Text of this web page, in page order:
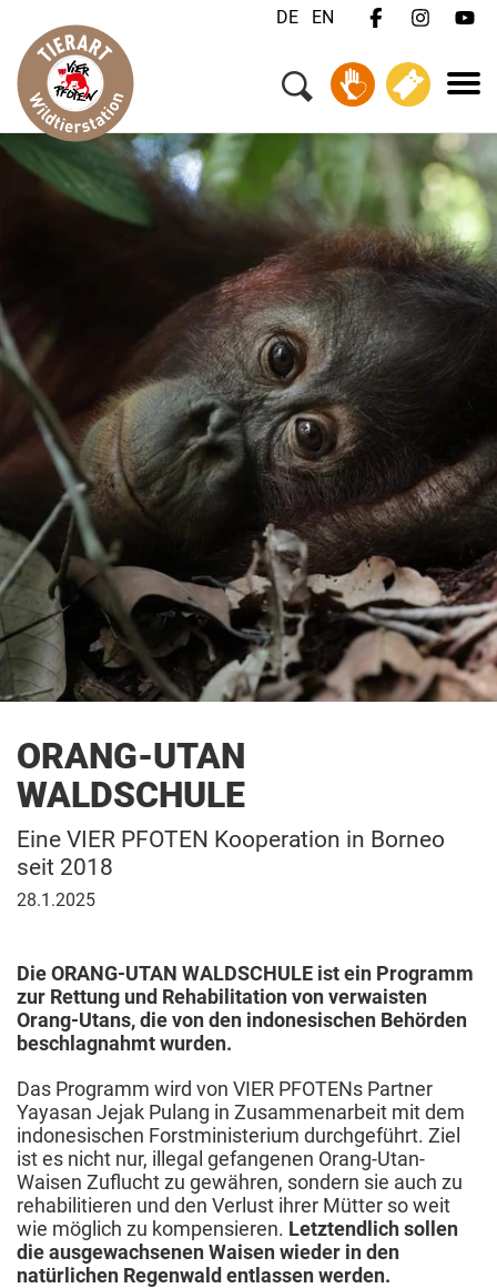
DE EN
ORANG-UTAN
WALDSCHULE
Eine VIER PFOTEN Kooperation in Borneo
seit 2018
28.
28.1.2025
Die ORANG-UTAN WALDSCHULE ist ein Programm
zur Rettung und Rehabilitation von verwaisten
Orang-Utans, die von den indonesischen Behörden
beschlagnahmt wurden.
Das Programm wird von VIER PFOTENs Partner
Yayasan Jejak Pulang in Zusammenarbeit mit dem
indonesischen Forstministerium durchgeführt. Ziel
ist es nicht nur, illegal gefangenen Orang-Utan-
Waisen Zuflucht zu gewähren, sondern sie auch zu
rehabilitieren und den Verlust ihrer Mütter so weit
wie möglich zu kompensieren. Letztendlich sollen
die ausgewachsenen Waisen wieder in den
natürlichen Regenwald entlassen werden.
Menü
Ihr Besuch
Tiere & Tierschutz
Über uns
Wildtiernotfall?
Spenden
Tickets